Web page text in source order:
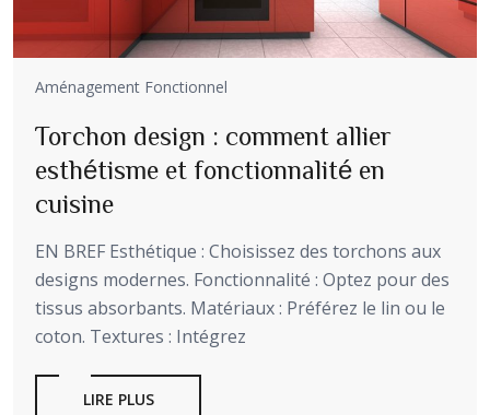
Aménagement Fonctionnel
Torchon design : comment allier
esthétisme et fonctionnalité en
cuisine
EN BREF Esthétique : Choisissez des torchons aux
designs modernes. Fonctionnalité : Optez pour des
tissus absorbants. Matériaux : Préférez le lin ou le
coton. Textures : Intégrez
LIRE PLUS